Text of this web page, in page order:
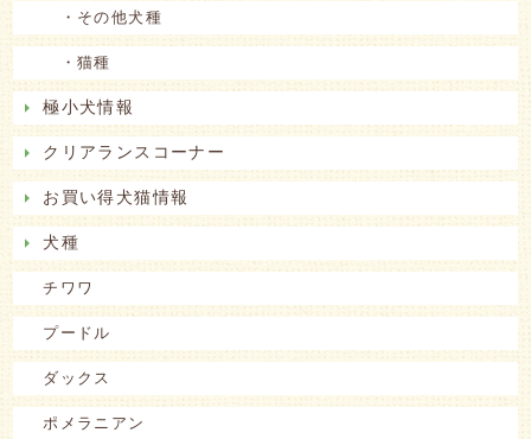
・その他犬種
・猫種
極小犬情報
クリアランスコーナー
お買い得犬猫情報
犬種
チワワ
プードル
ダックス
ポメラニアン